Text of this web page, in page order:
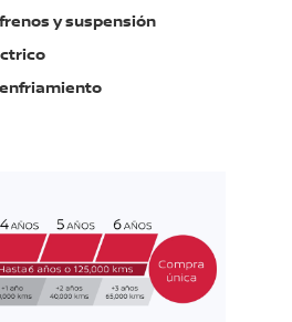
y suspensión